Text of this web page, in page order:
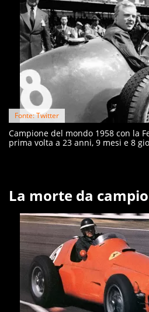
Fonte: Twitter
Campione del mondo 1958 con la
prima volta a 23 anni, 9 mesi e 8
La morte da